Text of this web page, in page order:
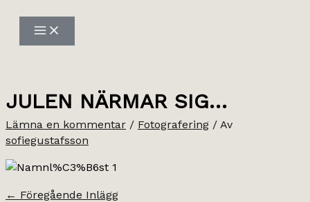
innehåll
JULEN NÄRMAR SIG…
Lämna en kommentar / Fotografering / Av
sofiegustafsson
← Föregående Inlägg